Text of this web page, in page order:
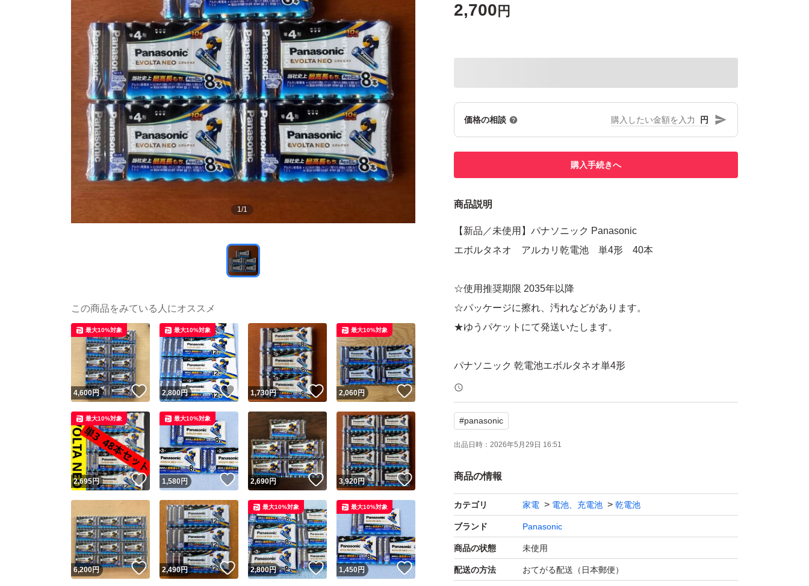
1/1
2,700 円
価格の相談 円
購入手続きへ
商品説明
【新品／未使用】パナソニック Panasonic
エボルタネオ アルカリ乾電池 単4形 40本
☆使用推奨期限 2035年以降
☆パッケージに擦れ、汚れなどがあります。
★ゆうパケットにて発送いたします。
パナソニック 乾電池エボルタネオ単4形
ブランド：パナソニック エボルタネオ
電池タイプ：アルカリ乾電池
電池規格：単4形
#panasonic
出品日時： 2026年5月29日 16:51
商品の情報
カテゴリ 家電 電池、充電池 乾電池
ブランド Panasonic
商品の状態 未使用
配送の方法 おてがる配送（日本郵便）
この商品をみている人にオススメ
4,600円 いいね！
最大10%対象
2,800円 いいね！
最大10%対象
1,730円 いいね！
2,060円 いいね！
最大10%対象
2,695円 いいね！
最大10%対象
1,580円 いいね！
最大10%対象
2,690円 いいね！
3,920円
6,200円 いいね！
2,490円 いいね！
2,800円 いいね！
最大10%対象
1,450円 いいね！
最大10%対象